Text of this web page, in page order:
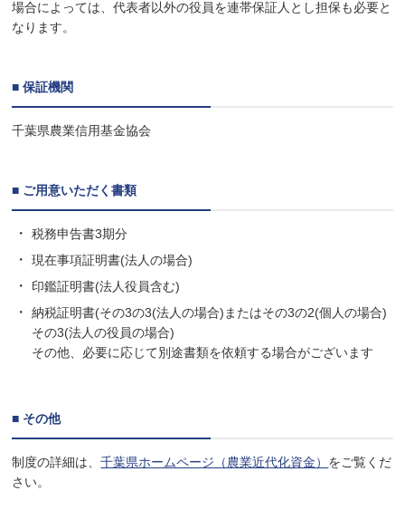
場合によっては、代表者以外の役員を連帯保証人とし担保も必要と
なります。
■ 保証機関
千葉県農業信用基金協会
■ ご用意いただく書類
税務申告書3期分
現在事項証明書(法人の場合)
印鑑証明書(法人役員含む)
納税証明書(その3の3(法人の場合)またはその3の2(個人の場合)
その3(法人の役員の場合)
その他、必要に応じて別途書類を依頼する場合がございます
■ その他
制度の詳細は、千葉県ホームページ（農業近代化資金） をご覧くだ
さい。